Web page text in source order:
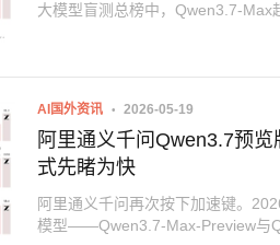
大模型盲测总榜中，Qwen3.7-Max
AI国外资讯 2026-05-19
阿里通义千问Qwen3.7预
式先睹为快
阿里通义千问再次按下加速键。
模型——Qwen3.7-Max-Preview与